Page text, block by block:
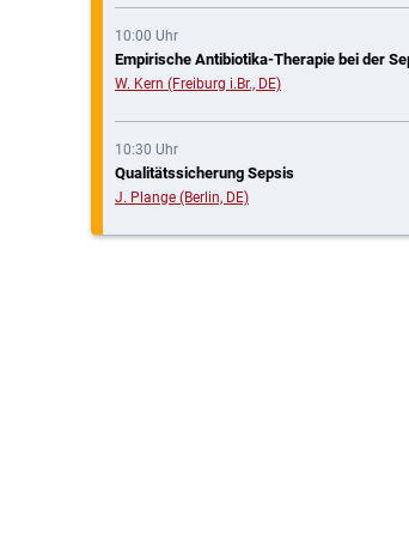
10:00 Uhr
Empirische Antibiotika-Therapie bei der
W. Kern (Freiburg i.Br., DE)
10:30 Uhr
Qualitätssicherung Sepsis
J. Plange (Berlin, DE)